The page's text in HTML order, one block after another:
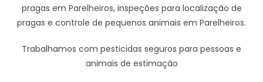
pragas em Parelheiros, inspeções para localização de
pragas e controle de pequenos animais em Parelheiros.
Trabalhamos com pesticidas seguros para pessoas e
animais de estimação